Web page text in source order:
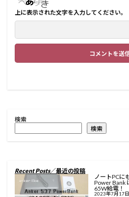
上に表示された文字を入力してください。
検索
検索
Recent Posts／最近の投稿
ノートPC
Power Bank
65W給電！
2023年7月17日